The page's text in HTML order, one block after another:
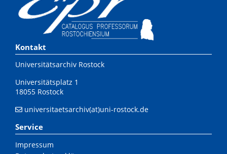
Kontakt
Universitätsarchiv Rostock
Universitätsplatz 1
18055 Rostock
universitaetsarchiv(at)uni-rostock.de
Service
Impressum